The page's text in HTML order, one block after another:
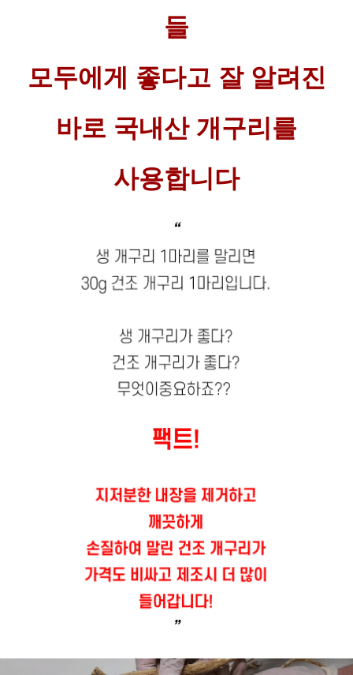
들
모두에게 좋다고 잘 알려진
바로 국내산 개구리를
사용합니다